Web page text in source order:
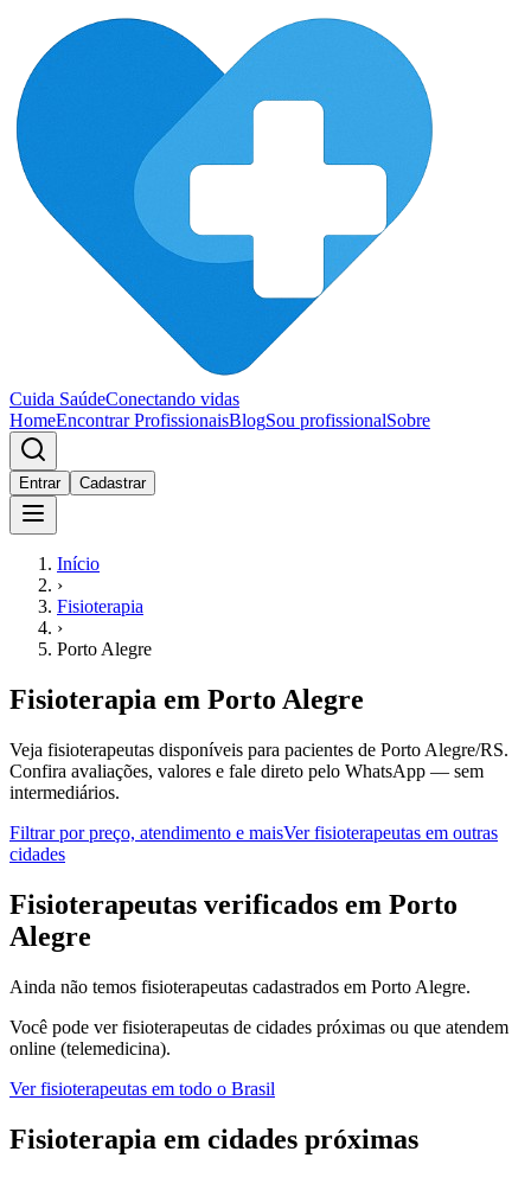
Cuida SaúdeConectando vidas
HomeEncontrar ProfissionaisBlogSou profissionalSobre
Entrar Cadastrar
Início
›
Fisioterapia
›
Porto Alegre
Fisioterapia em Porto Alegre
Veja fisioterapeutas disponíveis para pacientes de Porto Alegre/RS.
Confira avaliações, valores e fale direto pelo WhatsApp — sem
intermediários.
Filtrar por preço, atendimento e maisVerfisioterapeutas em outras
cidades
Fisioterapeutas verificados em Porto
Alegre
Ainda não temos fisioterapeutas cadastrados em Porto Alegre.
Você pode verfisioterapeutas de cidades próximas ou que atendem
online (telemedicina).
Verfisioterapeutas em todo o Brasil
Fisioterapia em cidades próximas